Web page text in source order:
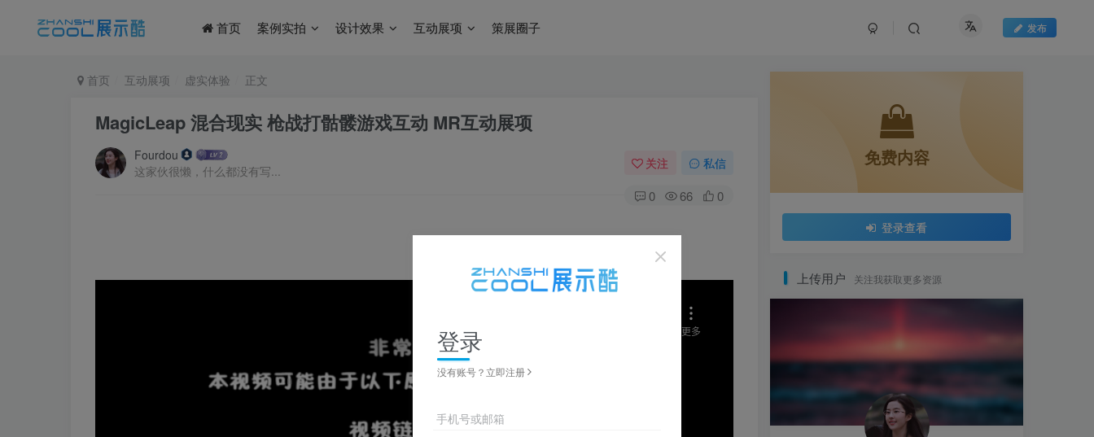
首页 案例实拍 设计效果 互动展项 策展圈子 发布
首页 互动展项 虚实体验 正文
MagicLeap 混合现实 枪战打骷髅游戏互动 MR互动展项
Fourdou
这家伙很懒，什么都没有写...
关注 私信
0 66 0
免费内容
登录查看
上传用户 关注我获取更多资源
登录
没有账号？立即注册
手机号或邮箱